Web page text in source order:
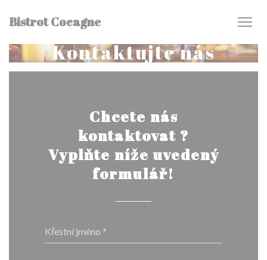
Bistrot Cocagne
Kontaktujte nás
Chcete nás
kontaktovat ?
Vyplňte níže uvedený
formulář!